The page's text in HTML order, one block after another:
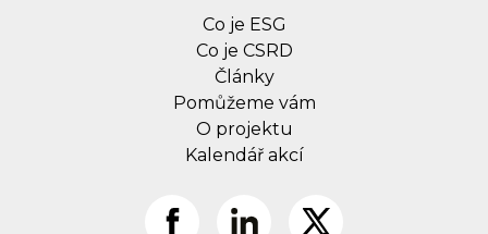
Co je ESG
Co je CSRD
Články
Pomůžeme vám
O projektu
Kalendář akcí